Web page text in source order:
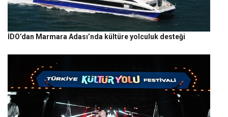
İDO’dan Marmara Adası’nda kültüre yolculuk desteği